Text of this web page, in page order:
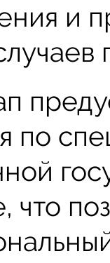
и
по
что